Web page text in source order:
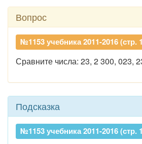
Вопрос
№1153 учебника 2011-2016 (стр.
Сравните числа: 23, 2 300, 023,
Подсказка
№1153 учебника 2011-2016 (стр.